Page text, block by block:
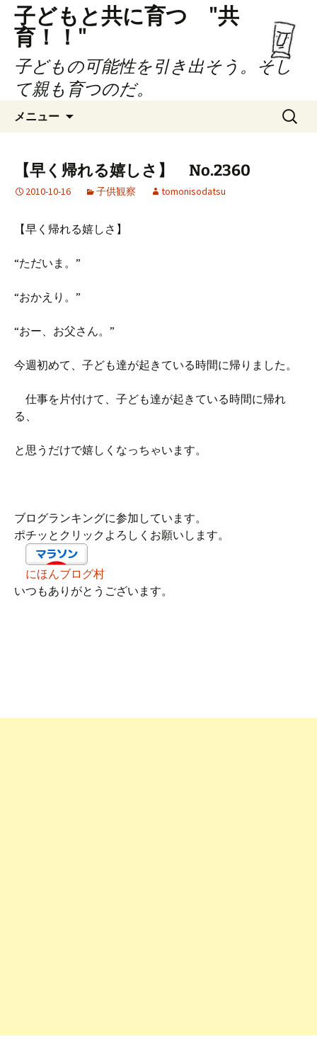
子どもと共に育つ "共
育！！"
子どもの可能性を引き出そう。そし
て親も育つのだ。
メニュー
ン
ツ
キ
プ
検
索:
【早く帰れる嬉しさ】 No.2360
2010-10-16 子供観察 tomonisodatsu
【早く帰れる嬉しさ】
“ただいま。”
“おかえり。”
“おー、お父さん。”
今週初めて、子ども達が起きている時間に帰りました。
仕事を片付けて、子ども達が起きている時間に帰れ
る、
と思うだけで嬉しくなっちゃいます。
ブログランキングに参加しています。
ポチッとクリックよろしくお願いします。
にほんブログ村
いつもありがとうございます。